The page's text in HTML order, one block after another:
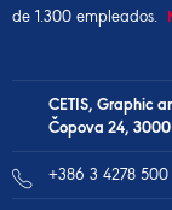
de 1.300 empleados.
CETIS, Graphic
Čopova 24,
+386 3 4278 500